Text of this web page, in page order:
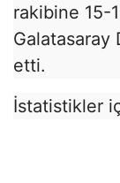
rakibine 15-
Galatasaray
etti.
İstatistikler